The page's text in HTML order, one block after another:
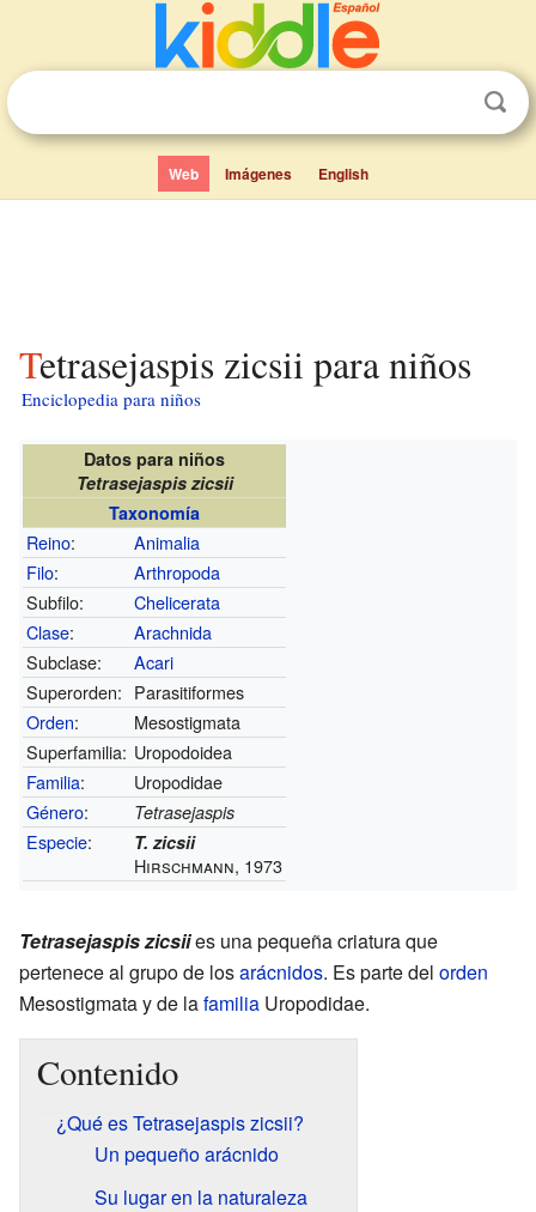
Web Imágenes English
Tetrasejaspis zicsii para niños
Enciclopedia para niños
Datos para niños
Tetrasejaspis zicsii
Taxonomía
Reino:
Animalia
Filo:
Arthropoda
Subfilo:
Chelicerata
Clase:
Arachnida
Subclase:
Acari
Superorden: Parasitiformes
Orden:
Mesostigmata
Superfamilia: Uropodoidea
Familia:
Uropodidae
Género: Tetrasejaspis
Especie: T. zicsii
Hirschmann, 1973
Tetrasejaspis zicsiies una pequeña criatura que
pertenece al grupo de losarácnidos. Es parte del orden
Mesostigmata y de lafamilia Uropodidae.
Contenido
¿Qué es Tetrasejaspis zicsii?
Un pequeño arácnido
Su lugar en la naturaleza